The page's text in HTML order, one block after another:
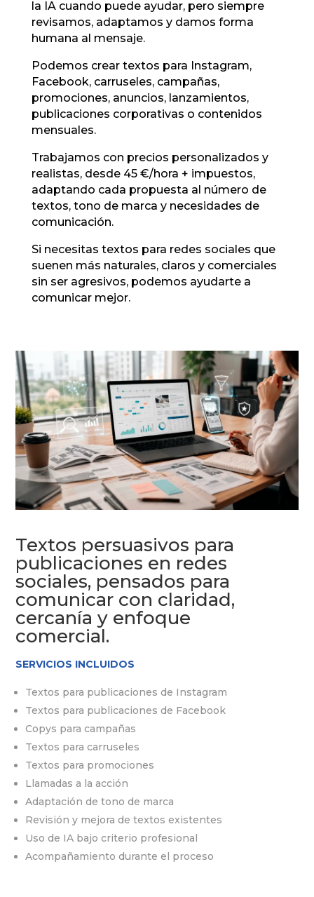
la IA cuando puede ayudar, pero siempre
revisamos, adaptamos y damos forma
humana al mensaje.
Podemos crear textos para Instagram,
Facebook, carruseles, campañas,
promociones, anuncios, lanzamientos,
publicaciones corporativas o contenidos
mensuales.
Trabajamos con precios personalizados y
realistas, desde 45 €/hora + impuestos,
adaptando cada propuesta al número de
textos, tono de marca y necesidades de
comunicación.
Si necesitas textos para redes sociales que
suenen más naturales, claros y comerciales
sin ser agresivos, podemos ayudarte a
comunicar mejor.
Textos persuasivos para
publicaciones en redes
sociales, pensados para
comunicar con claridad,
cercanía y enfoque
comercial.
SERVICIOS INCLUIDOS
Textos para publicaciones de Instagram
Textos para publicaciones de Facebook
Copys para campañas
Textos para carruseles
Textos para promociones
Llamadas a la acción
Adaptación de tono de marca
Revisión y mejora de textos existentes
Uso de IA bajo criterio profesional
Acompañamiento durante el proceso